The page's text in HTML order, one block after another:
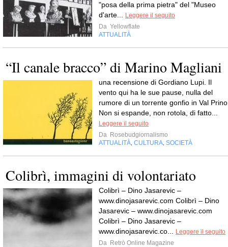
"posa della prima pietra" del "Museo
d'arte...
Leggere il seguito
Da Yellowflate
ATTUALITÀ
“Il canale bracco” di Marino Magliani
una recensione di Gordiano Lupi. Il
vento qui ha le sue pause, nulla del
rumore di un torrente gonfio in Val
Non si espande, non rotola, di fatto...
Leggere il seguito
Da Rosebudgiornalismo
ATTUALITÀ CULTURA SOCIETÀ
Colibrì, immagini di volontariato
Colibrì – Dino Jasarevic –
www.dinojasarevic.com Colibrì – Dino
Jasarevic – www.dinojasarevic.com
Colibrì – Dino Jasarevic –
www.dinojasarevic.co...
Leggere il seguito
Da Retrò Online Magazine